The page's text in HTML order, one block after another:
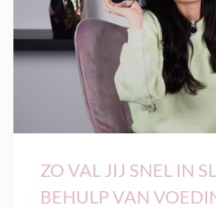
ZO VAL JIJ SNEL IN
BEHULP VAN